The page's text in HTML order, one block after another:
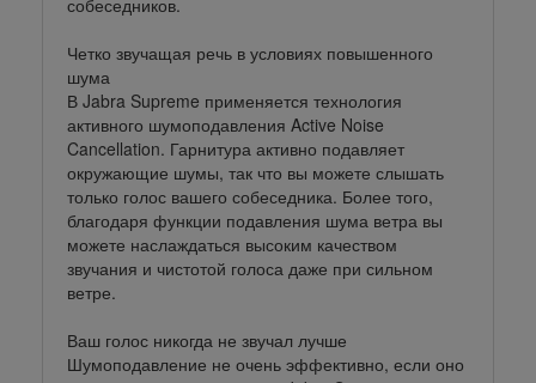
собеседников.
Четко звучащая речь в условиях повышенного
шума
В Jabra Supreme применяется технология
активного шумоподавления Active Noise
Cancellation. Гарнитура активно подавляет
окружающие шумы, так что вы можете слышать
только голос вашего собеседника. Более того,
благодаря функции подавления шума ветра вы
можете наслаждаться высоким качеством
звучания и чистотой голоса даже при сильном
ветре.
Ваш голос никогда не звучал лучше
Шумоподавление не очень эффективно, если оно